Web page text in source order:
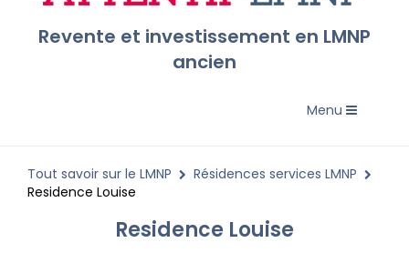
Revente et investissement en LMNP
ancien
Toggle
Menu
Tout savoir sur le LMNP
Résidences services LMNP
Residence Louise
Residence Louise